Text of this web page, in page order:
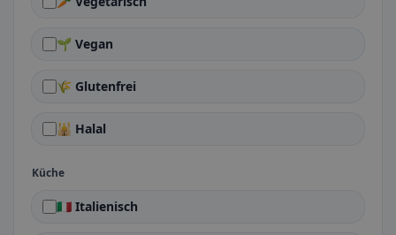
🌱 Vegan
🌾 Glutenfrei
🕌 Halal
Küche
🇮🇹 Italienisch